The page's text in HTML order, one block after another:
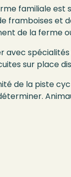
familiale est
framboises et
de la ferme
avec
sur place
de la piste